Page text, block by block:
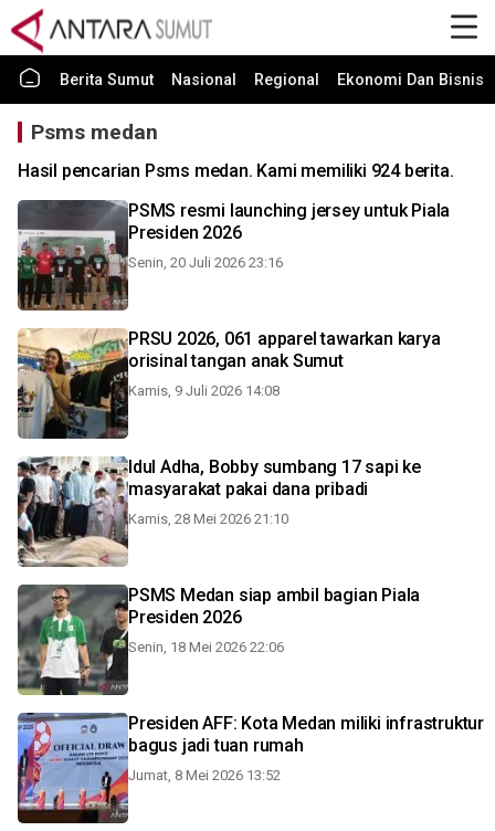
Berita Sumut Nasional Regional Ekonomi Dan Bisnis
Psms medan
Hasil pencarian Psms medan. Kami memiliki 924 berita.
PSMS resmi launching jersey untuk Piala
Presiden 2026
Senin, 20 Juli 2026 23:16
PRSU 2026, 061 apparel tawarkan karya
orisinal tangan anak Sumut
Kamis, 9 Juli 2026 14:08
Idul Adha, Bobby sumbang 17 sapi ke
masyarakat pakai dana pribadi
Kamis, 28 Mei 2026 21:10
PSMS Medan siap ambil bagian Piala
Presiden 2026
Senin, 18 Mei 2026 22:06
Presiden AFF: Kota Medan miliki infrastruktur
bagus jadi tuan rumah
Jumat, 8 Mei 2026 13:52